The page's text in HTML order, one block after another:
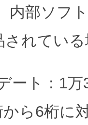
内部ソフ
れてい
ート：1
ら6桁に